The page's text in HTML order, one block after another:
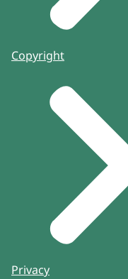
Copyright
Privacy